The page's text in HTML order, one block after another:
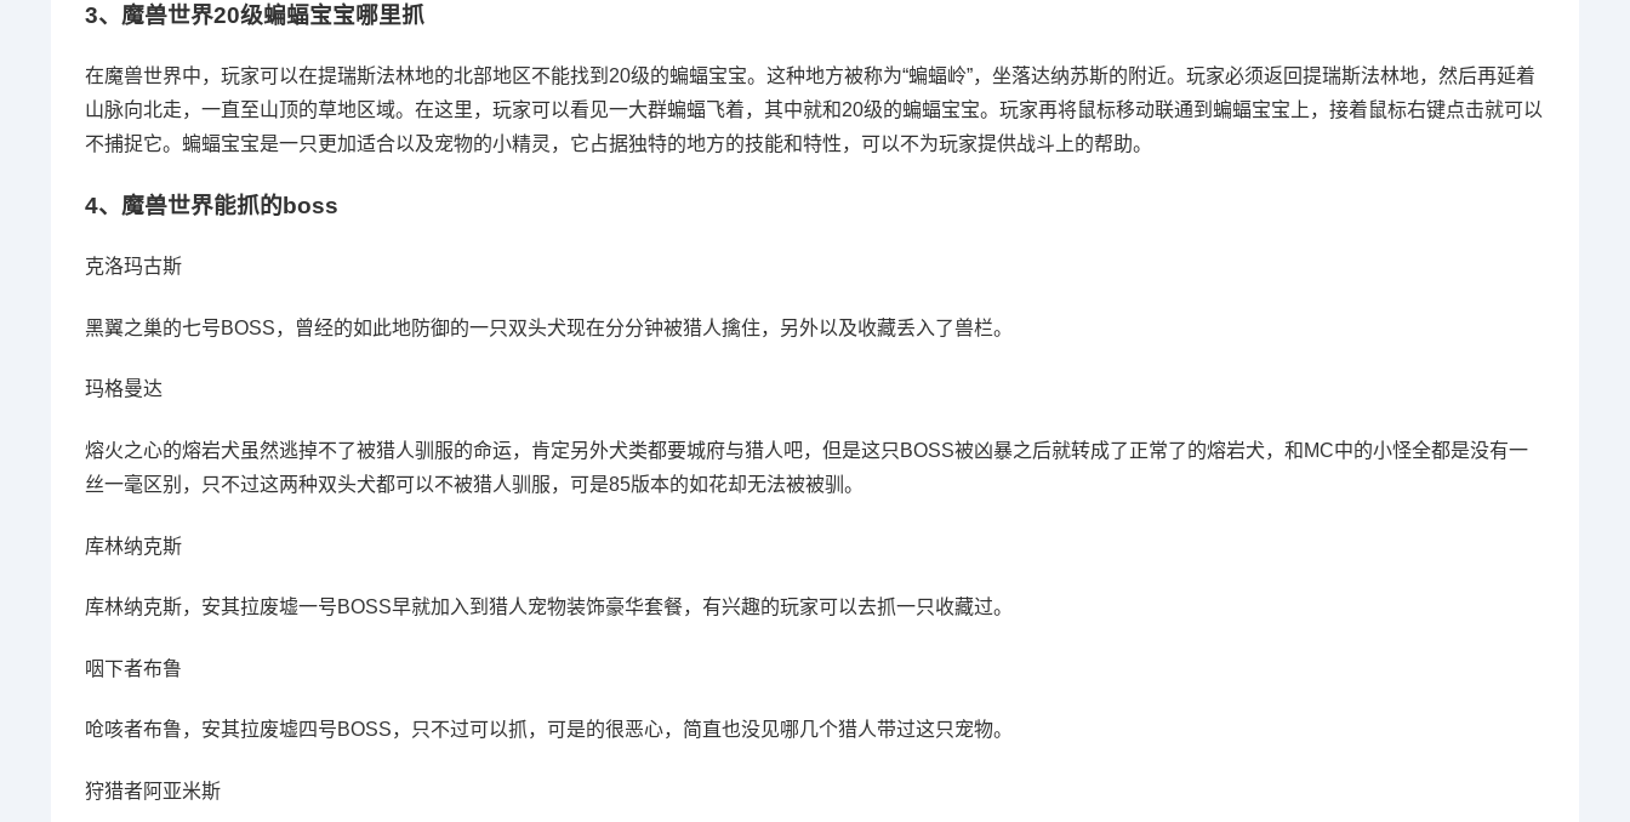
3、 魔兽世界20级蝙蝠宝宝哪里抓
在魔兽世界中，玩家可以在提瑞斯法林地的北部地区不能找到20级的蝙蝠宝宝。这种地方被称为“蝙蝠岭”，坐落达纳苏斯的附近。玩家必须返回提瑞斯法林地，然后再延着
山脉向北走，一直至山顶的草地区域。在这里，玩家可以看见一大群蝙蝠飞着，其中就和20级的蝙蝠宝宝。玩家再将鼠标移动联通到蝙蝠宝宝上，接着鼠标右键点击就可以
不捕捉它。蝙蝠宝宝是一只更加适合以及宠物的小精灵，它占据独特的地方的技能和特性，可以不为玩家提供战斗上的帮助。
4、 魔兽世界能抓的boss
克洛玛古斯
黑翼之巢的七号BOSS，曾经的如此地防御的一只双头犬现在分分钟被猎人擒住，另外以及收藏丢入了兽栏。
玛格曼达
熔火之心的熔岩犬虽然逃掉不了被猎人驯服的命运，肯定另外犬类都要城府与猎人吧，但是这只BOSS被凶暴之后就转成了正常了的熔岩犬，和MC中的小怪全都是没有一
丝一毫区别，只不过这两种双头犬都可以不被猎人驯服，可是85版本的如花却无法被被驯。
库林纳克斯
库林纳克斯，安其拉废墟一号BOSS早就加入到猎人宠物装饰豪华套餐，有兴趣的玩家可以去抓一只收藏过。
咽下者布鲁
呛咳者布鲁，安其拉废墟四号BOSS，只不过可以抓，可是的很恶心，简直也没见哪几个猎人带过这只宠物。
狩猎者阿亚米斯